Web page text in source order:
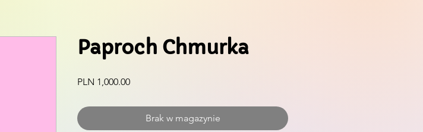
Paproch Chmurka
PLN 1,000.00Cena
Brak w magazynie